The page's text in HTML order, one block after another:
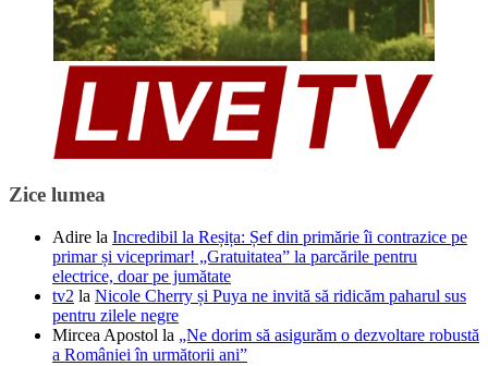
Zice lumea
Adire la Incredibil la Reșița: Șef din primărie îi contrazice pe
primar și viceprimar! „Gratuitatea” la parcările pentru
electrice, doar pe jumătate
tv2 la Nicole Cherry și Puya ne invită să ridicăm paharul sus
pentru zilele negre
Mircea Apostol la „Ne dorim să asigurăm o dezvoltare robustă
a României în următorii ani”